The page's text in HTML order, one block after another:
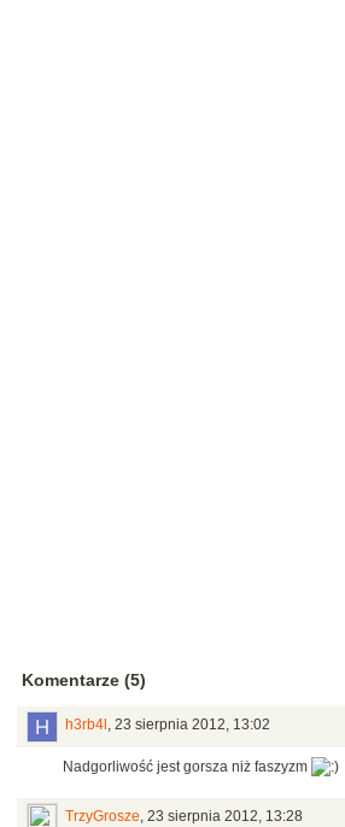
Komentarze (5)
h3rb4l , 23 sierpnia 2012, 13:02
Nadgorliwość jest gorsza niż faszyzm
TrzyGrosze, 23 sierpnia 2012, 13:28